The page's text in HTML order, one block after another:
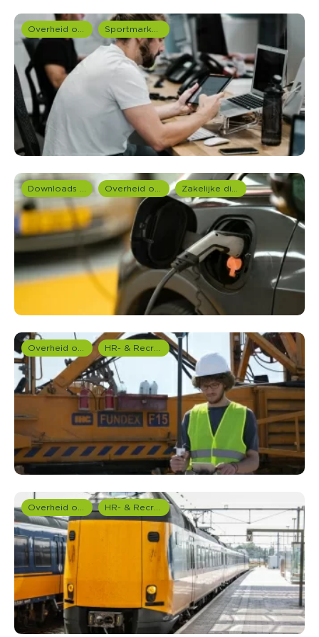
Overheid onderzoek Sportmarketing onderzoek
Downloads en rapportages Overheid onderzoek Zakelijke dienstverlening (B2B)
Overheid onderzoek HR- & Recruitment onderzoek
Overheid onderzoek HR- & Recruitment onderzoek